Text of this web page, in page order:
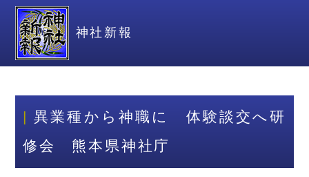
神社新報
異業種から神職に 体験談交へ研
修会 熊本県神社庁